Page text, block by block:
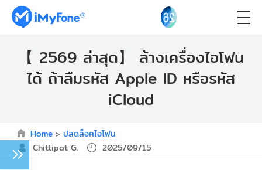
【 2569 ล่าสุด】 ล้างเครื่องไอโฟน
ได้ ถ้าลืมรหัส Apple ID หรือรหัส
iCloud
Home > ปลดล็อคไอโฟน
Chittipat G.
2025/09/15